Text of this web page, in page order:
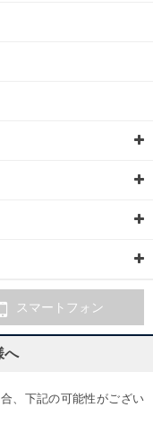
スマートフォン
へ
、下記の可能性がござい